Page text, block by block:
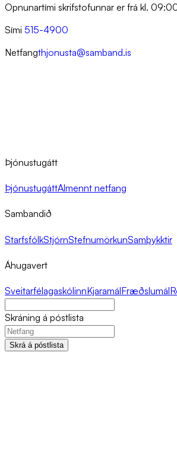
Opnunartími skrifstofunnar er frá kl.
Sími 515-4900
Netfangthjonusta@samband.is
Þjónustugátt
ÞjónustugáttAlmennt netfang
Sambandið
StarfsfólkStjórnStefnumörkunSamþykktir
Áhugavert
SveitarfélagaskólinnKjaramálFræðslumál
Skráning á póstlista
Skrá á póstlista